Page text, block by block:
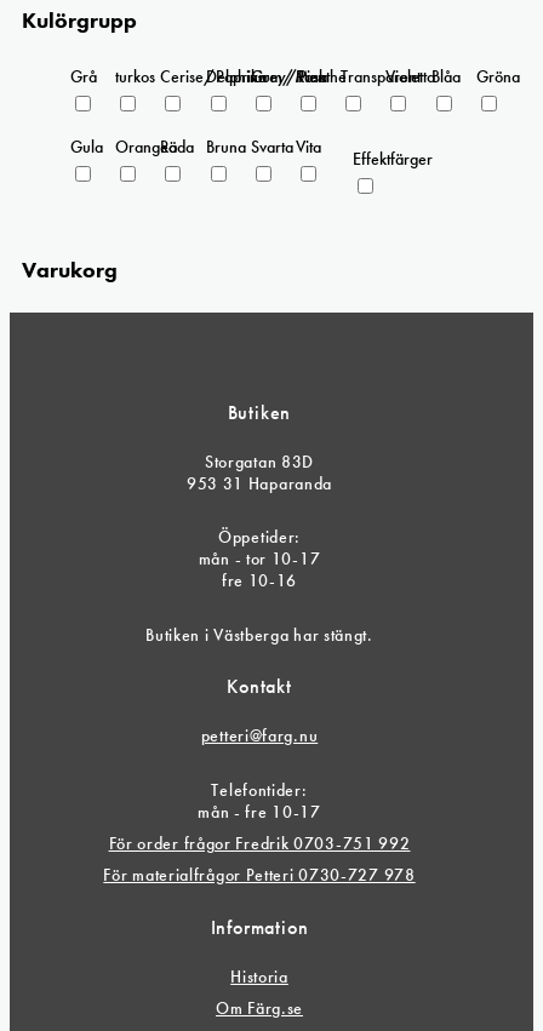
Kulörgrupp
Grå turkos Cerise/Paprika
Delphinium/Menthe
Grey/Pink
Rosa Transparent
ViolettaBlåa Gröna
Gula OrangeaRöda Bruna SvartaVita
Effektfärger
Varukorg
Butiken
Storgatan 83D
953 31 Haparanda
Öppetider:
mån - tor 10-17
fre 10-16
Butiken i Västberga har stängt.
Kontakt
petteri@farg.nu
Telefontider:
mån - fre 10-17
För order frågor Fredrik 0703-751 992
För materialfrågor Petteri 0730-727 978
Information
Historia
Om Färg.se